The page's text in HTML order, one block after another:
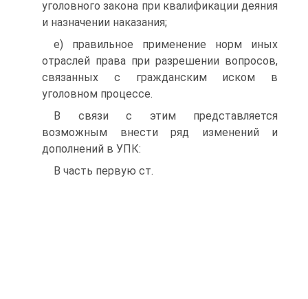
уголовного закона при квалификации деяния
и назначении наказания;
е) правильное применение норм иных
отраслей права при разрешении вопросов,
связанных с гражданским иском в
уголовном процессе.
В связи с этим представляется
возможным внести ряд изменений и
дополнений в УПК:
В часть первую ст.